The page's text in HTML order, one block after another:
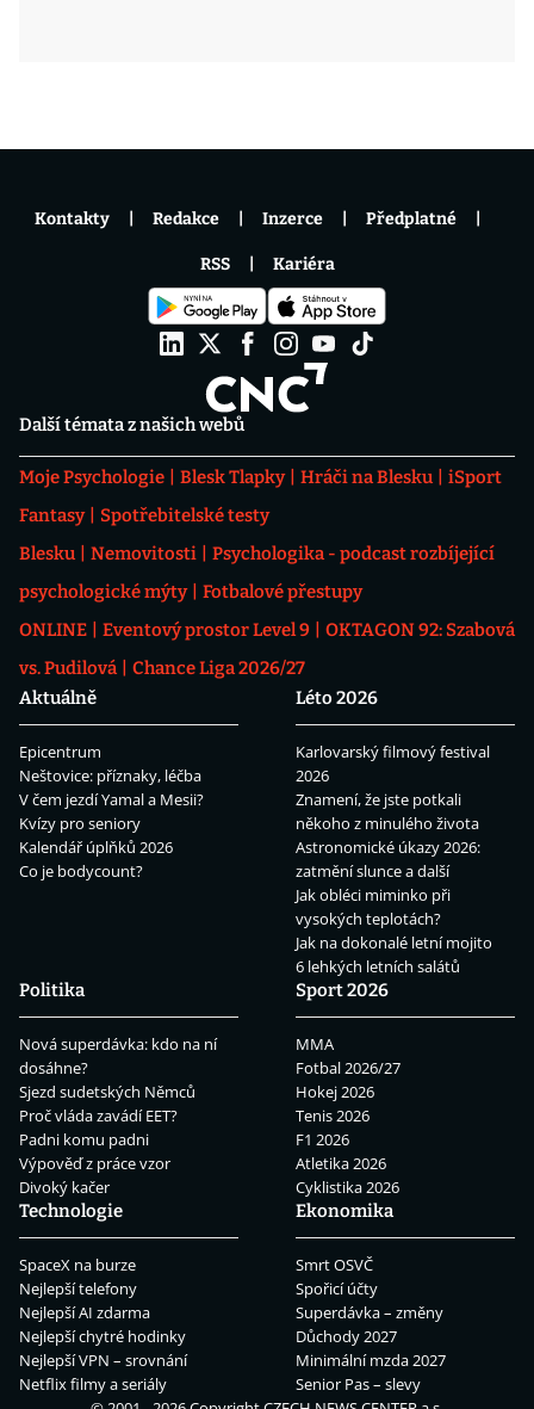
Další témata z našich webů
Moje Psychologie Blesk Tlapky Hráči na Blesku
iSport
Fantasy
Spotřebitelské testy
Blesku
Nemovitosti
Psychologika - podcast rozbíjející
psychologické mýty
Fotbalové přestupy
ONLINE
Eventový prostor Level 9
OKTAGON 92: Szabová
vs. Pudilová
Chance Liga 2026/27
Aktuálně
Epicentrum
Neštovice: příznaky, léčba
V čem jezdí Yamal a Mesii?
Kvízy pro seniory
Kalendář úplňků 2026
Co je bodycount?
Léto 2026
Karlovarský filmový festival
2026
Znamení, že jste potkali
někoho z minulého života
Astronomické úkazy 2026:
zatmění slunce a další
Jak obléci miminko při
vysokých teplotách?
Jak na dokonalé letní mojito
6 lehkých letních salátů
Politika
Nová superdávka: kdo na ní
dosáhne?
Sjezd sudetských Němců
Proč vláda zavádí EET?
Padni komu padni
Výpověď z práce vzor
Divoký kačer
Sport 2026
MMA
Fotbal 2026/27
Hokej 2026
Tenis 2026
F1 2026
Atletika 2026
Cyklistika 2026
Technologie
SpaceX na burze
Nejlepší telefony
Nejlepší AI zdarma
Nejlepší chytré hodinky
Nejlepší VPN – srovnání
Netflix filmy a seriály
Ekonomika
Smrt OSVČ
Spořicí účty
Superdávka – změny
Důchody 2027
Minimální mzda 2027
Senior Pas – slevy
Kontakty Redakce Inzerce Předplatné
RSS Kariéra